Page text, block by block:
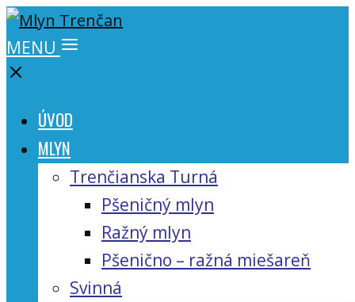
MENU
ÚVOD
MLYN
Trenčianska Turná
Pšeničný mlyn
Ražný mlyn
Pšenično – ražná miešareň
Svinná